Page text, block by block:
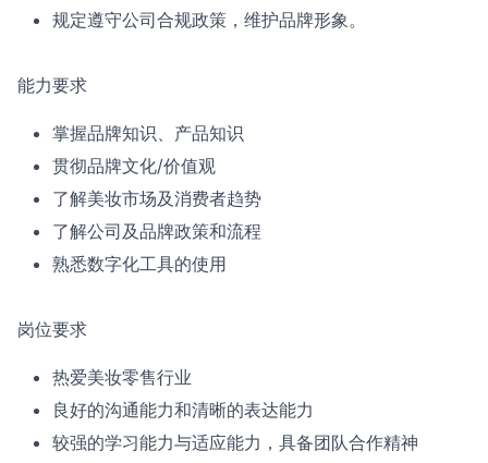
规定遵守公司合规政策，维护品牌形象。
能力要求
掌握品牌知识、产品知识
贯彻品牌文化/价值观
了解美妆市场及消费者趋势
了解公司及品牌政策和流程
熟悉数字化工具的使用
岗位要求
热爱美妆零售行业
良好的沟通能力和清晰的表达能力
较强的学习能力与适应能力，具备团队合作精神